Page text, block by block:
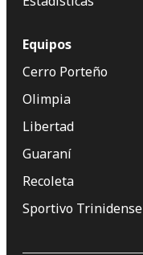
Equipos
Cerro Porteño
Olimpia
Libertad
Guaraní
Recoleta
Sportivo Trinidense